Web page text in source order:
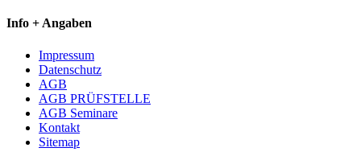
Info + Angaben
Impressum
Datenschutz
AGB
AGB PRÜFSTELLE
AGB Seminare
Kontakt
Sitemap